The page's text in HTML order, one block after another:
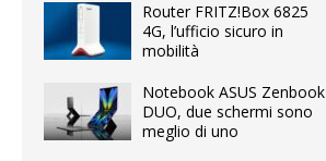
Router FRITZ!Box 6825
4G, l’ufficio sicuro in
mobilità
Notebook ASUS Zenbook
DUO, due schermi sono
meglio di uno